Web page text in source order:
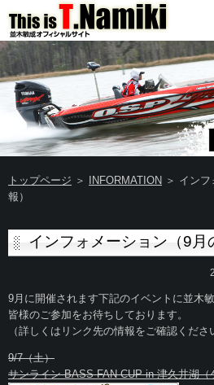
トップページ ＞ INFORMATION ＞ イン
報）
インフォメーション（9月
9月に開催されます下記のイベントに並木
皆様のご参加をお待ちしております。
（詳しくはリンク先の情報をご確認くださ
9/7（土）
サンライン BASS FAN CUP in 津久井湖（